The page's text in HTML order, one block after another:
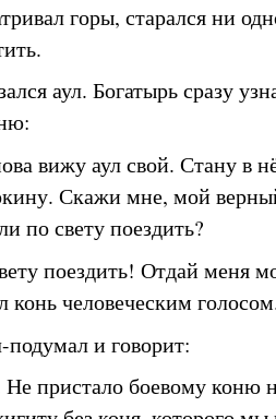
горы, старался ни
аул. Богатырь сразу
вижу аул свой. Стану в
Скажи мне, мой
по свету поездить?
поездить! Отдай меня
конь человеческим
и говорит:
пристало боевому коню